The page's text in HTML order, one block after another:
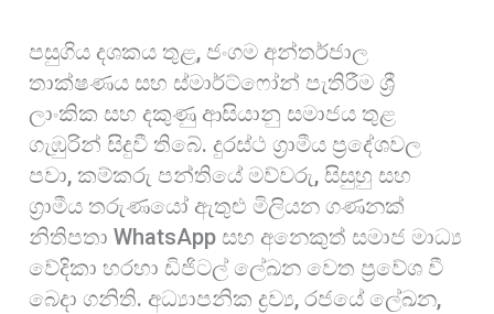
පසුගිය දශකය තුළ, ජංගම අන්තර්ජාල
තාක්ෂණය සහ ස්මාර්ට්ෆෝන් පැතිරීම ශ්‍රී
ලාංකික සහ දකුණු ආසියානු සමාජය තුළ
ගැඹුරින් සිදුවී තිබේ. දුරස්ථ ග්‍රාමීය ප්‍රදේශවල
පවා, කම්කරු පන්තියේ මව්වරු, සිසුහු සහ
ග්‍රාමීය තරුණයෝ ඇතුළු මිලියන ගණනක්
නිතිපතා WhatsApp සහ අනෙකුත් සමාජ මාධ්‍ය
වේදිකා හරහා ඩිජිටල් ලේඛන වෙත ප්‍රවේශ වී
බෙදා ගනිති. අධ්‍යාපනික ද්‍රව්‍ය, රජයේ ලේඛන,